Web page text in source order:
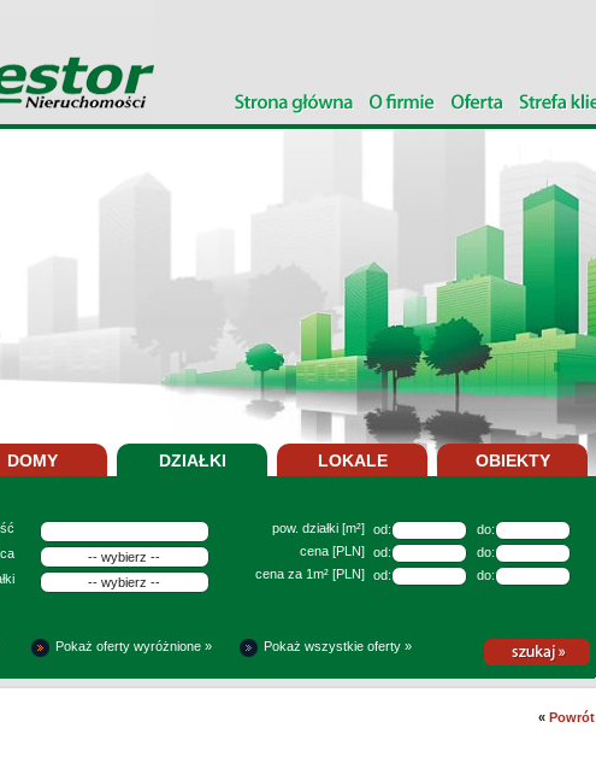
DOMY DZIAŁKI LOKALE OBIEKTY
pow. działki [m²] od:
do:
cena [PLN] od:
do:
cena za 1m² [PLN] od: do:
Pokaż oferty wyróżnione » Pokaż wszystkie oferty »
« Powrót